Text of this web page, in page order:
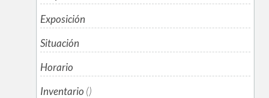
Exposición
Situación
Horario
Inventario ()